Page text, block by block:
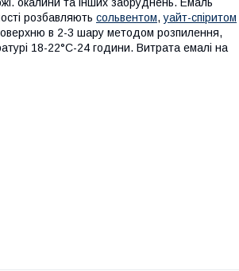
розбавляють сольвентом,уайт-спіритом
в 2-3 шару методом розпилення,
18-22°С-24 години. Витрата емалі на